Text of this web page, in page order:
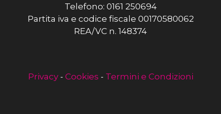
Telefono: 0161 250694
Partita iva e codice fiscale 00170580062
REA/VC n. 148374
Privacy- Cookies - Termini e Condizioni